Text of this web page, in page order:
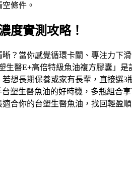
條件。
度實測攻略！
？當你感覺循環卡關、專注力下
生醫E+高倍特級魚油複方膠囊」
想長期保養或家有長輩，直接選
台塑生醫魚油的好時機，多瓶組
合你的台塑生醫魚油，找回輕盈順